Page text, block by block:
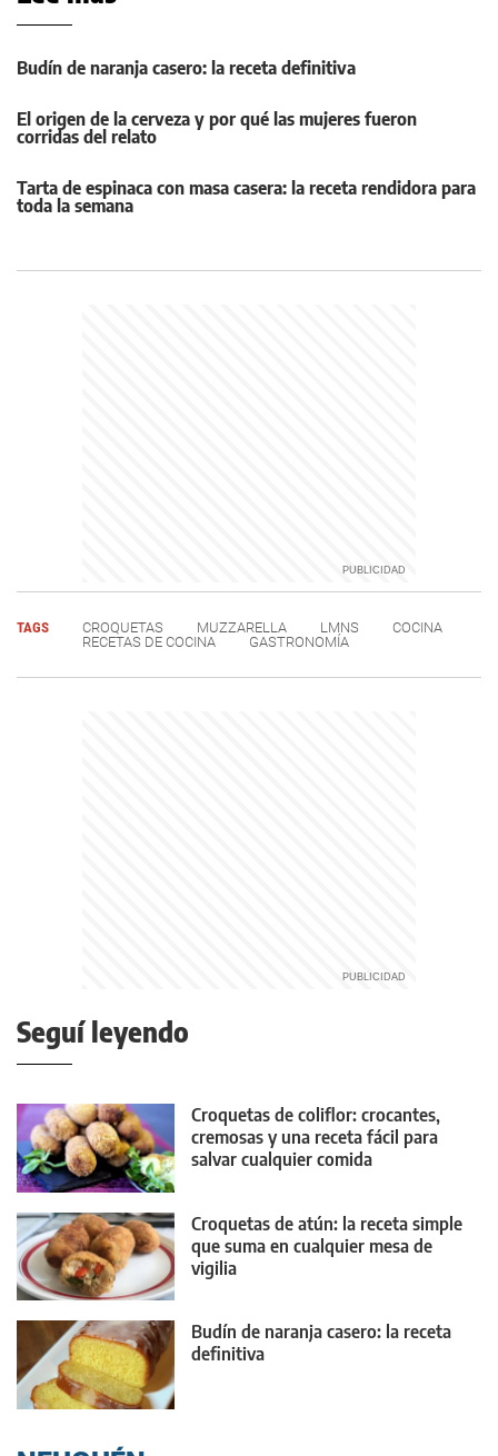
Budín de naranja casero: la receta definitiva
El origen de la cerveza y por qué las mujeres fueron
corridas del relato
Tarta de espinaca con masa casera: la receta rendidora para
toda la semana
TAGS CROQUETAS MUZZARELLA LMNS
COCINA
RECETAS DE COCINA
GASTRONOMÍA
Seguí leyendo
Croquetas de coliflor: crocantes,
cremosas y una receta fácil para
salvar cualquier comida
Croquetas de atún: la receta simple
que suma en cualquier mesa de
vigilia
Budín de naranja casero: la receta
definitiva